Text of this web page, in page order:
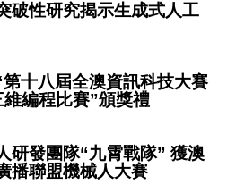
破性研究揭示生成式人工
十八屆全澳資訊科技大賽
編程比賽”頒獎禮
研發團隊“九霄戰隊” 獲澳
播聯盟機械人大賽